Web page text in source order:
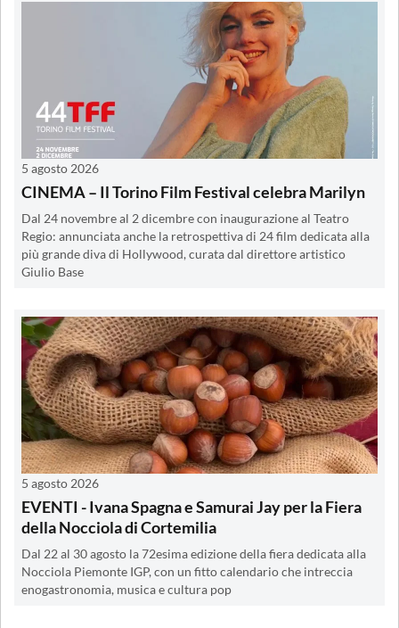
5 agosto 2026
CINEMA – Il Torino Film Festival celebra Marilyn
Dal 24 novembre al 2 dicembre con inaugurazione al Teatro
Regio: annunciata anche la retrospettiva di 24 film dedicata alla
più grande diva di Hollywood, curata dal direttore artistico
Giulio Base
5 agosto 2026
EVENTI - Ivana Spagna e Samurai Jay per la Fiera
della Nocciola di Cortemilia
Dal 22 al 30 agosto la 72esima edizione della fiera dedicata alla
Nocciola Piemonte IGP, con un fitto calendario che intreccia
enogastronomia, musica e cultura pop